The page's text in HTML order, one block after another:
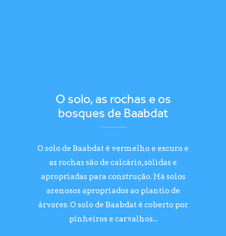
O solo, as rochas e os
bosques de Baabdat
O solo de Baabdat é vermelho e escuro e
as rochas são de calcário, sólidas e
apropriadas para construção. Há solos
arenosos apropriados ao plantio de
árvores. O solo de Baabdat é coberto por
pinheiros e carvalhos...